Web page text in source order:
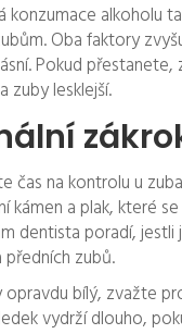
konzumace alkoholu
Oba faktory
Pokud
zuby lesklejší.
čas na kontrolu u
kámen a plak, které
dentista poradí,
zubů.
bílý, zvažte
vydrží dlouho,